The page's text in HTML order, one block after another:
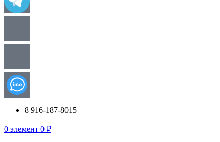
8 916-187-8015
0 элемент 0 ₽